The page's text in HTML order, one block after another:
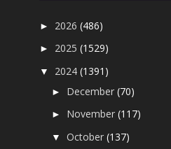
► 2026(486)
► 2025(1529)
▼ 2024(1391)
► December(70)
► November(117)
▼October(137)